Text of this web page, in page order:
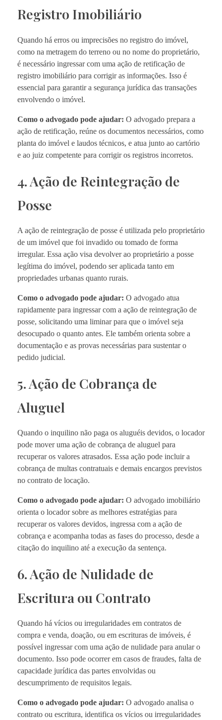
Registro Imobiliário
Quando há erros ou imprecisões no registro do imóvel,
como na metragem do terreno ou no nome do proprietário,
é necessário ingressar com uma ação de retificação de
registro imobiliário para corrigir as informações. Isso é
essencial para garantir a segurança jurídica das transações
envolvendo o imóvel.
Como o advogado pode ajudar: O advogado prepara a
ação de retificação, reúne os documentos necessários, como
planta do imóvel e laudos técnicos, e atua junto ao cartório
e ao juiz competente para corrigir os registros incorretos.
4. Ação de Reintegração de
Posse
A ação de reintegração de posse é utilizada pelo proprietário
de um imóvel que foi invadido ou tomado de forma
irregular. Essa ação visa devolver ao proprietário a posse
legítima do imóvel, podendo ser aplicada tanto em
propriedades urbanas quanto rurais.
Como o advogado pode ajudar: O advogado atua
rapidamente para ingressar com a ação de reintegração de
posse, solicitando uma liminar para que o imóvel seja
desocupado o quanto antes. Ele também orienta sobre a
documentação e as provas necessárias para sustentar o
pedido judicial.
5. Ação de Cobrança de
Aluguel
Quando o inquilino não paga os aluguéis devidos, o locador
pode mover uma ação de cobrança de aluguel para
recuperar os valores atrasados. Essa ação pode incluir a
cobrança de multas contratuais e demais encargos previstos
no contrato de locação.
Como o advogado pode ajudar: O advogado imobiliário
orienta o locador sobre as melhores estratégias para
recuperar os valores devidos, ingressa com a ação de
cobrança e acompanha todas as fases do processo, desde a
citação do inquilino até a execução da sentença.
6. Ação de Nulidade de
Escritura ou Contrato
Quando há vícios ou irregularidades em contratos de
compra e venda, doação, ou em escrituras de imóveis, é
possível ingressar com uma ação de nulidade para anular o
documento. Isso pode ocorrer em casos de fraudes, falta de
capacidade jurídica das partes envolvidas ou
descumprimento de requisitos legais.
Como o advogado pode ajudar: O advogado analisa o
contrato ou escritura, identifica os vícios ou irregularidades